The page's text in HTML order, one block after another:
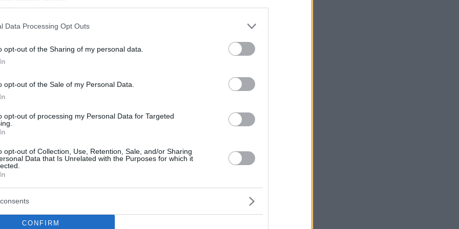
Data Processing Opt Outs
opt-out of the Sharing of my personal data.
opt-out of the Sale of my Personal Data.
opt-out of processing my Personal Data for Targeted
opt-out of Collection, Use, Retention, Sale, and/or Sharing
Data that Is Unrelated with the Purposes for which it
CONFIRM
schlägt sich das oft in den Flugpreisen nieder.
Treibstoffkosten an
Tonne und damit etwa doppelt so hoch wie vor
der Fluggesellschaften erheblich erhöht
verlassen sich zunehmend auf die
und Europa und ersetzen damit teilweise die
des Konflikts hoch bleiben könnten, was
könnten. Laut den Investorenberichten des
Risiken zu mindern:
für das im März 2026 endende Geschäftsjahr
Zeitraum, was das Risiko von
und festgestellt, dass Wizz Air zu den europäischen